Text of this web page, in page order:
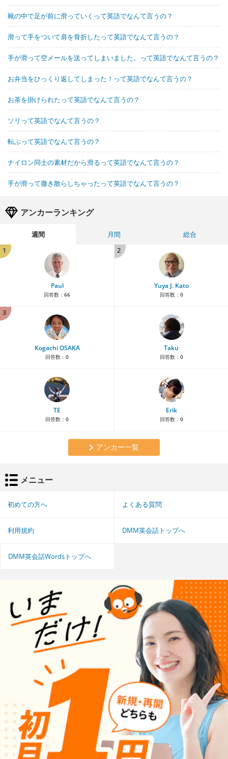
靴の中で足が前に滑っていくって英語でなんて言うの？
滑って手をついて肩を骨折したって英語でなんて言うの？
手が滑って空メールを送ってしまいました。って英語でなんて言うの？
お弁当をひっくり返してしまった！って英語でなんて言うの？
お茶を掛けられたって英語でなんて言うの？
ソリって英語でなんて言うの？
転ぶって英語でなんて言うの？
ナイロン同士の素材だから滑るって英語でなんて言うの？
手が滑って撒き散らしちゃったって英語でなんて言うの？
アンカーランキング
週間 月間
総合
1
Paul
回答数： 66
2
Yuya J. Kato
回答数： 0
3
Kogachi OSAKA
回答数： 0
Taku
回答数： 0
TE
回答数： 0
Erik
回答数： 0
アンカー一覧
メニュー
初めての方へ よくある質問
利用規約 DMM英会話トップへ
DMM英会話Wordsトップへ